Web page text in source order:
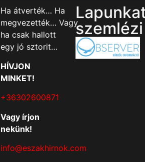
Ha átverték… Ha
megvezették… Vagy
ha csak hallott
egy jó sztorit…
HÍVJON
MINKET!
+36302600871
Vagy írjon
nekünk!
info@eszakhirnok.com
szemlézi